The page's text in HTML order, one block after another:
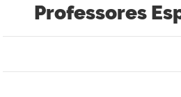
Professores